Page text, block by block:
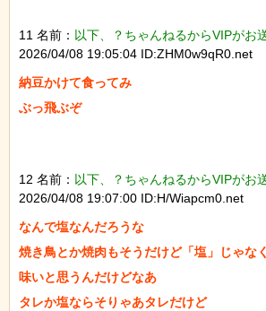
11 名前： 以下、？ちゃんねるからVIPがお
2026/04/08 19:05:04 ID:ZHM0w9qR0.net
納豆かけて食ってみ
ぶっ飛ぶぞ
12 名前： 以下、？ちゃんねるからVIPがお
2026/04/08 19:07:00 ID:H/Wiapcm0.net
なんで塩なんだろうな
焼き鳥とか焼肉もそうだけど「塩」じゃな
味いと思うんだけどなあ
タレか塩ならそりゃあタレだけど